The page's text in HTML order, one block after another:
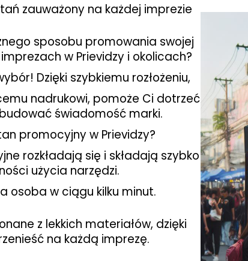
zauważony na każdej imprezie
sposobu promowania swojej
w Prievidzy i okolicach?
Dzięki szybkiemu rozłożeniu,
nadrukowi, pomoże Ci dotrzeć
świadomość marki.
promocyjny w Prievidzy?
rozkładają się i składają szybko
użycia narzędzi.
osoba w ciągu kilku minut.
z lekkich materiałów, dzięki
na każdą imprezę.